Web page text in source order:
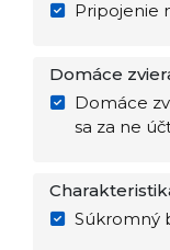
Pripojenie
Domáce
Domáce
sa za ne
Súkromný